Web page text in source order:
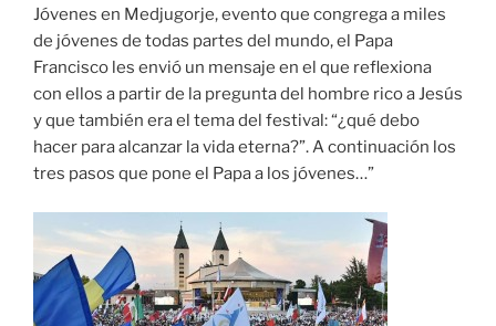
Jóvenes en Medjugorje, evento que congrega a miles
de jóvenes de todas partes del mundo, el Papa
Francisco les envió un mensaje en el que reflexiona
con ellos a partir de la pregunta del hombre rico a Jesús
y que también era el tema del festival: “¿qué debo
hacer para alcanzar la vida eterna?”. A continuación los
tres pasos que pone el Papa a los jóvenes…”